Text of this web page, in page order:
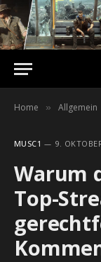
Home » Allgemein
MUSC1 9.
Warum
Top-